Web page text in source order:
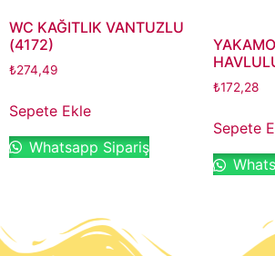
WC KAĞITLIK VANTUZLU
(4172)
₺274,49
Sepete Ekle
Whatsapp Sipariş
₺172,28
Sepete